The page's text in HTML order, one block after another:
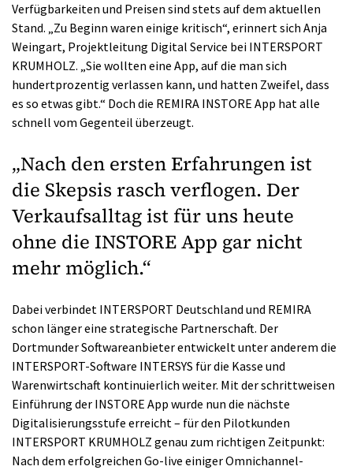
Verfügbarkeiten und Preisen sind stets auf dem aktuellen
Stand. „Zu Beginn waren einige kritisch“, erinnert sich Anja
Weingart, Projektleitung Digital Service bei INTERSPORT
KRUMHOLZ. „Sie wollten eine App, auf die man sich
hundertprozentig verlassen kann, und hatten Zweifel, dass
es so etwas gibt.“ Doch die REMIRA INSTORE App hat alle
schnell vom Gegenteil überzeugt.
„Nach den ersten Erfahrungen ist
die Skepsis rasch verflogen. Der
Verkaufsalltag ist für uns heute
ohne die INSTORE App gar nicht
mehr möglich.“
Dabei verbindet INTERSPORT Deutschland und REMIRA
schon länger eine strategische Partnerschaft. Der
Dortmunder Softwareanbieter entwickelt unter anderem die
INTERSPORT-Software INTERSYS für die Kasse und
Warenwirtschaft kontinuierlich weiter. Mit der schrittweisen
Einführung der INSTORE App wurde nun die nächste
Digitalisierungsstufe erreicht – für den Pilotkunden
INTERSPORT KRUMHOLZ genau zum richtigen Zeitpunkt:
Nach dem erfolgreichen Go-live einiger Omnichannel-